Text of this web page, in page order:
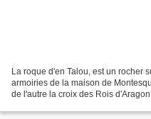
La roque d'en Talou, est un rocher
armoiries de la maison de
de l'autre la croix des Rois